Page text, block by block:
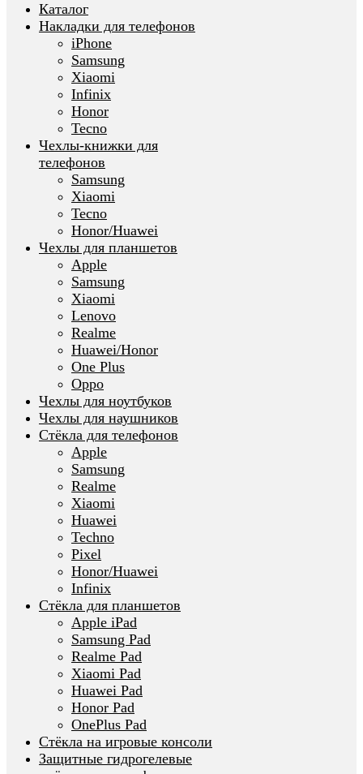
Каталог
Накладки для телефонов
iPhone
Samsung
Xiaomi
Infinix
Honor
Tecno
Чехлы-книжки для
телефонов
Samsung
Xiaomi
Tecno
Honor/Huawei
Чехлы для планшетов
Apple
Samsung
Xiaomi
Lenovo
Realme
Huawei/Honor
One Plus
Oppo
Чехлы для ноутбуков
Чехлы для наушников
Стёкла для телефонов
Apple
Samsung
Realme
Xiaomi
Huawei
Techno
Pixel
Honor/Huawei
Infinix
Стёкла для планшетов
Apple iPad
Samsung Pad
Realme Pad
Xiaomi Pad
Huawei Pad
Honor Pad
OnePlus Pad
Стёкла на игровые консоли
Защитные гидрогелевые